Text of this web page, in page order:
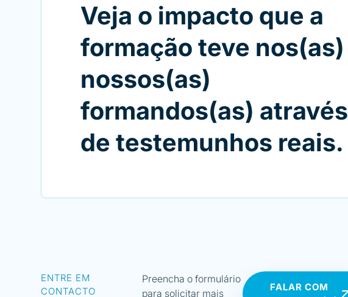
Veja o impacto que a
formação teve nos(as)
nossos(as)
formandos(as) através
de testemunhos reais.
ENTRE EM
CONTACTO
Preencha o formulário
para solicitar mais
FALAR COM